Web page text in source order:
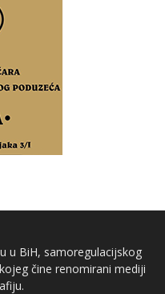
u BiH, samoregulacijskog
čine renomirani mediji